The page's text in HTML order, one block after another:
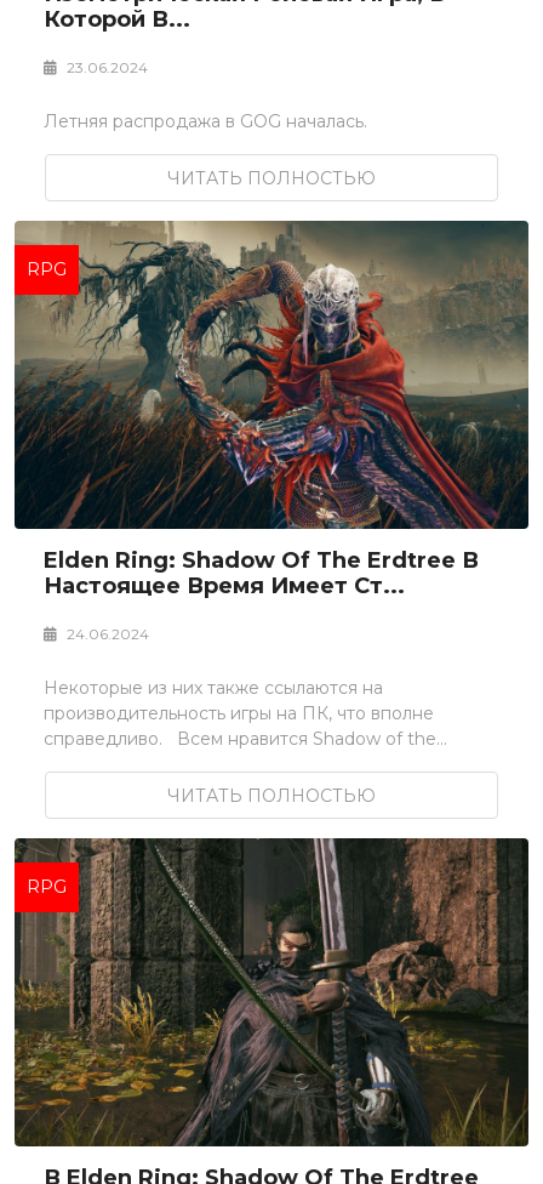
Которой В...
23.06.2024
Летняя распродажа в GOG началась.
ЧИТАТЬ ПОЛНОСТЬЮ
RPG
Elden Ring: Shadow Of The Erdtree В
Настоящее Время Имеет Ст...
24.06.2024
Некоторые из них также ссылаются на
производительность игры на ПК, что вполне
справедливо. Всем нравится Shadow of the...
ЧИТАТЬ ПОЛНОСТЬЮ
RPG
В Elden Ring: Shadow Of The Erdtree